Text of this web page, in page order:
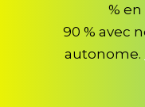
%
90 % avec
autonome.